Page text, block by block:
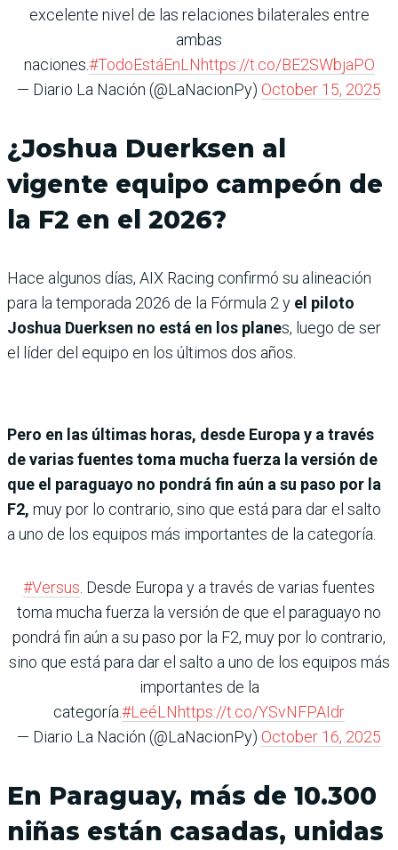
excelente nivel de las relaciones bilaterales entre
ambas
naciones.#TodoEstáEnLNhttps://t.co/BE2SWbjaPO
— Diario La Nación (@LaNacionPy) October 15, 2025
¿Joshua Duerksen al
vigente equipo campeón de
la F2 en el 2026?
Hace algunos días, AIX Racing confirmó su alineación
para la temporada 2026 de la Fórmula 2 y el piloto
Joshua Duerksen no está en los planes, luego de ser
el líder del equipo en los últimos dos años.
Pero en las últimas horas, desde Europa y a través
de varias fuentes toma mucha fuerza la versión de
que el paraguayo no pondrá fin aún a su paso por la
F2, muy por lo contrario, sino que está para dar el salto
a uno de los equipos más importantes de la categoría.
#Versus . Desde Europa y a través de varias fuentes
toma mucha fuerza la versión de que el paraguayo no
pondrá fin aún a su paso por la F2, muy por lo contrario,
sino que está para dar el salto a uno de los equipos más
importantes de la
categoría.#LeéLNhttps://t.co/YSvNFPAIdr
— Diario La Nación (@LaNacionPy) October 16, 2025
En Paraguay, más de 10.300
niñas están casadas, unidas